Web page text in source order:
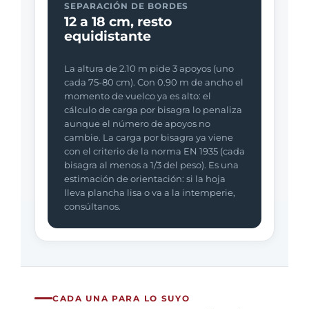
SEPARACIÓN DE BORDES
12 a 18 cm, resto
equidistante
La altura de 2.10 m pide 3 apoyos (uno
cada 75-80 cm). Con 0.90 m de ancho el
momento de vuelco ya es alto: el
cálculo de carga por bisagra lo penaliza
aunque el número de apoyos no
cambie. La carga por bisagra ya viene
con el criterio de la norma EN 1935 (cada
bisagra al menos a 1/3 del peso). Es una
estimación de orientación: si la hoja
lleva plancha lisa o va a la intemperie,
consúltanos.
CADA UNA PARA LO SUYO